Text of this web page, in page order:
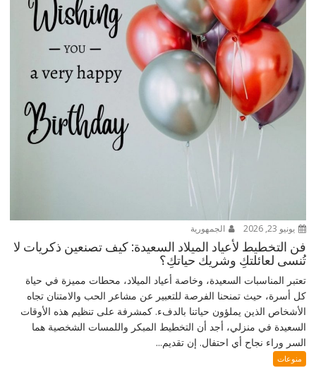
يونيو 23, 2026 الجمهورية
فن التخطيط لأعياد الميلاد السعيدة: كيف تصنعين ذكريات لا
تُنسى لعائلتكِ وشريك حياتكِ؟
تعتبر المناسبات السعيدة، وخاصة أعياد الميلاد، محطات مميزة في حياة
كل أسرة، حيث تمنحنا الفرصة للتعبير عن مشاعر الحب والامتنان تجاه
الأشخاص الذين يملؤون حياتنا بالدفء. كمشرفة على تنظيم هذه الأوقات
السعيدة في منزلي، أجد أن التخطيط المبكر واللمسات الشخصية هما
السر وراء نجاح أي احتفال. إن تقديم...
منوعات